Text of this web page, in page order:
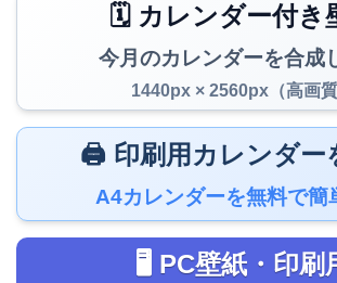
🗓️ カレンダー付き
今月のカレンダーを合成
1440px × 2560px（高画質
🖨️ 印刷用カレンダー
A4カレンダーを無料で簡
🖥️ PC壁紙・印刷